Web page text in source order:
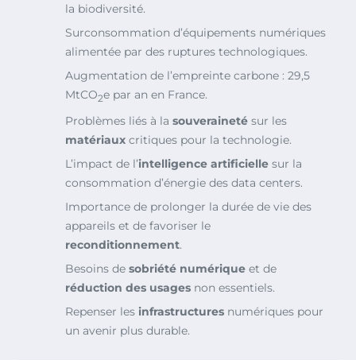
la biodiversité.
Surconsommation d’équipements numériques
alimentée par des ruptures technologiques.
Augmentation de l’empreinte carbone : 29,5
MtCO2e par an en France.
Problèmes liés à la souveraineté sur les
matériaux critiques pour la technologie.
L’impact de l’intelligence artificielle sur la
consommation d’énergie des data centers.
Importance de prolonger la durée de vie des
appareils et de favoriser le
reconditionnement.
Besoins de sobriété numérique et de
réduction des usages non essentiels.
Repenser les infrastructures numériques pour
un avenir plus durable.